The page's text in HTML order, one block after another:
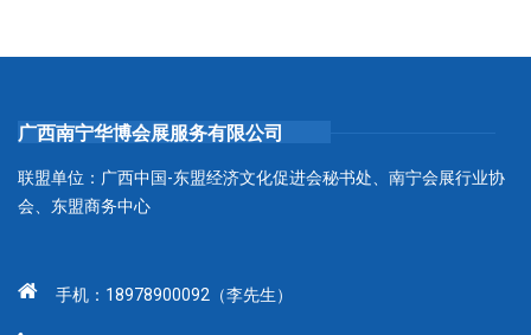
广西南宁华博会展服务有限公司
联盟单位：广西中国-东盟经济文化促进会秘书处、南宁会展行业协
会、东盟商务中心
手机：18978900092（李先生）